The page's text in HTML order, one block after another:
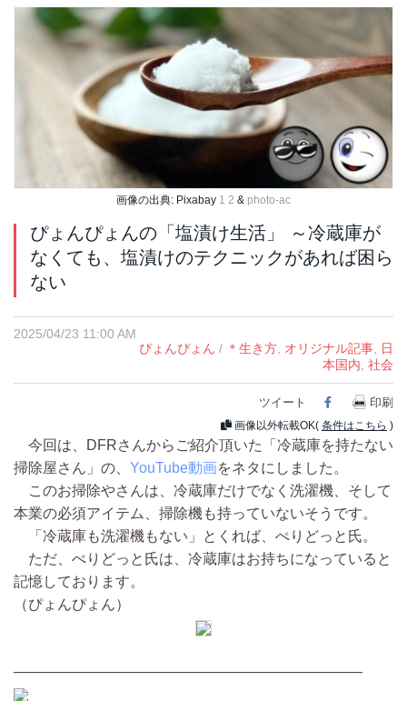
画像の出典: Pixabay 1 2 & photo-ac
ぴょんぴょんの「塩漬け生活」 ～冷蔵庫が
なくても、塩漬けのテクニックがあれば困ら
ない
2025/04/23 11:00 AM
ぴょんぴょん / ＊生き方, オリジナル記事, 日
本国内, 社会
ツイート Facebook
印刷
画像以外転載OK( 条件はこちら )
今回は、DFRさんからご紹介頂いた「冷蔵庫を持たない
掃除屋さん」の、 YouTube動画をネタにしました。
このお掃除やさんは、冷蔵庫だけでなく洗濯機、そして
本業の必須アイテム、掃除機も持っていないそうです。
「冷蔵庫も洗濯機もない」とくれば、ぺりどっと氏。
ただ、ぺりどっと氏は、冷蔵庫はお持ちになっていると
記憶しております。
（ぴょんぴょん）
————————————————————————